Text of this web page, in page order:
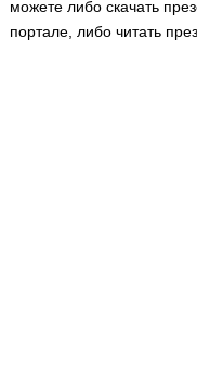
Нормативы
можете либо скачать
портале, либо читать